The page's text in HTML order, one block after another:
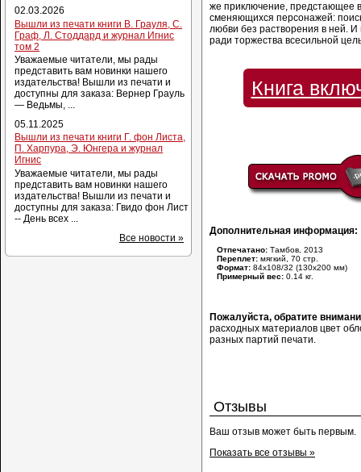
же приключение, предстающее
сменяющихся персонажей:
любви без растворения в ней.
ради торжества всесильной
Книга
Дополнительная информация:
Отпечатано: Тамбов, 2013
Переплет: мягкий, 70 стр.
Формат: 84x108/32 (130x200 мм)
Примерный вес: 0.14 кг.
Пожалуйста, обратите
расходных материалов цвет
разных партий печати.
Отзывы
Ваш отзыв может быть первым.
Показать все отзывы »
02.03.2026
Вышли из печати книги В. Грауля, С.
Граф, Л. Стоддард и журнал Игнис
том 2
Уважаемые читатели, мы рады
представить вам новинки нашего
издательства! Вышли из печати и
доступны для заказа: Вернер Грауль
— Ведьмы, ...
05.11.2025
Вышли из печати книги Г. фон Листа,
П. Харпура, Э. Юнгера и журнал
Игнис
Уважаемые читатели, мы рады
представить вам новинки нашего
издательства! Вышли из печати и
доступны для заказа: Гвидо фон Лист
-- День всех ...
Все новости »